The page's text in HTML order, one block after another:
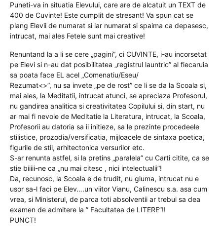
Puneti-va in situatia Elevului, care are de alcatuit un TEXT de
400 de Cuvinte! Este cumplit de stresant! Va spun cat se
plang Elevii de numarat si iar numarat si spaima ca depasesc,
intrucat, mai ales Fetele sunt mai creative!
Renuntand la a li se cere „pagini”, ci CUVINTE, i-au incorsetat
pe Elevi si n-au dat posibilitatea „registrul launtric” al fiecaruia
sa poata face EL acel „Comenatiu/Eseu/
Rezumat<>”, nu sa invete „pe de rost” ce li se da la Scoala si,
mai ales, la Meditatii, intrucat atunci, se apreciaza Profesorul,
nu gandirea analitica si creativitatea Copilului si, din start, nu
ar mai fi nevoie de Meditatie la Literatura, intrucat, la Scoala,
Profesorii au datoria sa ii initieze, sa le prezinte procedeele
stilistice, prozodia/versificatia, mijloacele de sintaxa poetica,
figurile de stil, arhitectonica versurilor etc.
S-ar renunta astfel, si la pretins „paralela” cu Carti citite, ca se
stie biiiii-ne ca „nu mai citesc , nici intelectualii”!
Da, recunosc, la Scoala e de trudit, nu gluma, intrucat nu e
usor sa-l faci pe Elev….un viitor Vianu, Calinescu s.a. asa cum
vrea, si Ministerul, de parca toti absolventii ar trebui sa dea
examen de admitere la ” Facultatea de LITERE”!!
PUNCT!